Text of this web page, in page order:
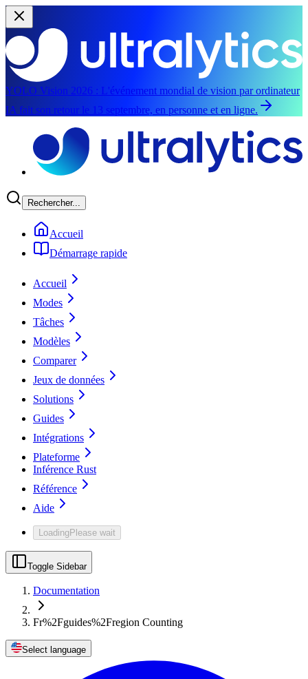
YOLO Vision 2026 : L'événement mondial de vision par ordinateur
IA fait son retour le 13 septembre, en personne et en ligne.
Rechercher...
Accueil
Démarrage rapide
Accueil
Modes
Tâches
Modèles
Comparer
Jeux de données
Solutions
Guides
Intégrations
Plateforme
Inférence Rust
Référence
Aide
LoadingPlease wait
Toggle Sidebar
Documentation
Fr%2Fguides%2Fregion Counting
Select language